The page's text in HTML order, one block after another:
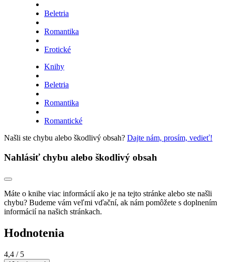
Beletria
Romantika
Erotické
Knihy
Beletria
Romantika
Romantické
Našli ste chybu alebo škodlivý obsah? Dajte nám, prosím, vedieť!
Nahlásiť chybu alebo škodlivý obsah
Máte o knihe viac informácií ako je na tejto stránke alebo ste našli
chybu? Budeme vám veľmi vďační, ak nám pomôžete s doplnením
informácií na našich stránkach.
Hodnotenia
4,4 / 5